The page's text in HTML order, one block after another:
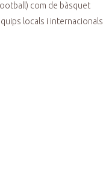
com de bàsquet
locals i internacionals